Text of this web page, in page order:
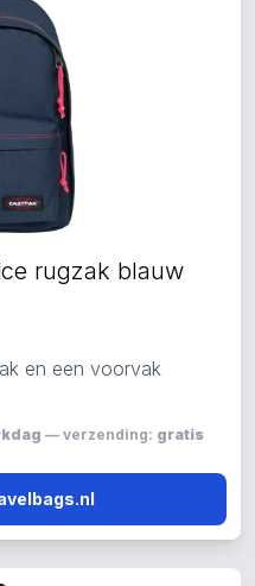
rugzak blauw
en een voorvak
— verzending: gratis